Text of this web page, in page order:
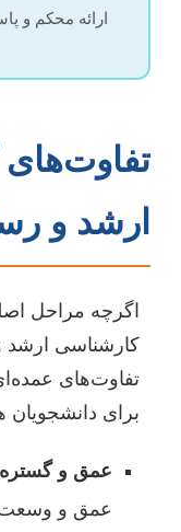
ارائه محکم و
تفاوت‌های
ارشد و
اگرچه مراحل
کارشناسی ارشد
تفاوت‌های
برای
عمق و
عمق و وسعت